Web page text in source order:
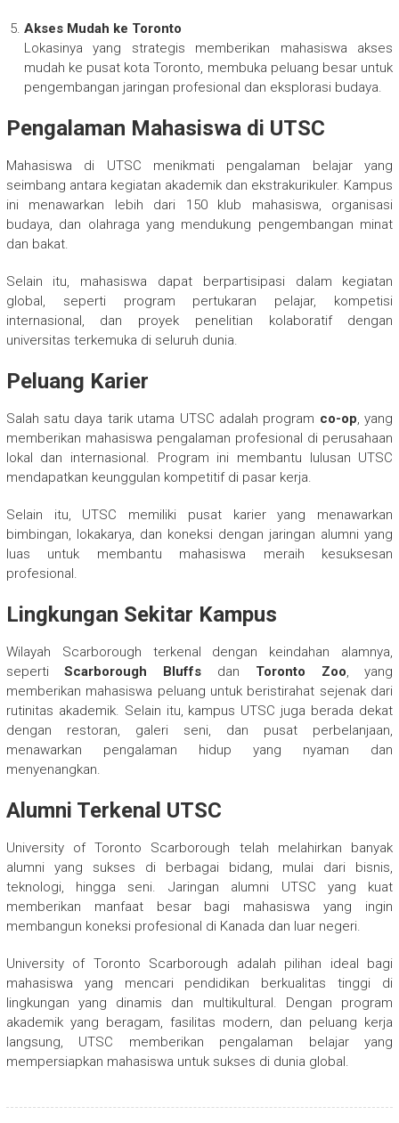
Akses Mudah ke Toronto
Lokasinya yang strategis memberikan mahasiswa akses
mudah ke pusat kota Toronto, membuka peluang besar untuk
pengembangan jaringan profesional dan eksplorasi budaya.
Pengalaman Mahasiswa di UTSC
Mahasiswa di UTSC menikmati pengalaman belajar yang
seimbang antara kegiatan akademik dan ekstrakurikuler. Kampus
ini menawarkan lebih dari 150 klub mahasiswa, organisasi
budaya, dan olahraga yang mendukung pengembangan minat
dan bakat.
Selain itu, mahasiswa dapat berpartisipasi dalam kegiatan
global, seperti program pertukaran pelajar, kompetisi
internasional, dan proyek penelitian kolaboratif dengan
universitas terkemuka di seluruh dunia.
Peluang Karier
Salah satu daya tarik utama UTSC adalah program co-op, yang
memberikan mahasiswa pengalaman profesional di perusahaan
lokal dan internasional. Program ini membantu lulusan UTSC
mendapatkan keunggulan kompetitif di pasar kerja.
Selain itu, UTSC memiliki pusat karier yang menawarkan
bimbingan, lokakarya, dan koneksi dengan jaringan alumni yang
luas untuk membantu mahasiswa meraih kesuksesan
profesional.
Lingkungan Sekitar Kampus
Wilayah Scarborough terkenal dengan keindahan alamnya,
sepertiScarborough Bluffs dan Toronto Zoo, yang
memberikan mahasiswa peluang untuk beristirahat sejenak dari
rutinitas akademik. Selain itu, kampus UTSC juga berada dekat
dengan restoran, galeri seni, dan pusat perbelanjaan,
menawarkan pengalaman hidup yang nyaman dan
menyenangkan.
Alumni Terkenal UTSC
University of Toronto Scarborough telah melahirkan banyak
alumni yang sukses di berbagai bidang, mulai dari bisnis,
teknologi, hingga seni. Jaringan alumni UTSC yang kuat
memberikan manfaat besar bagi mahasiswa yang ingin
membangun koneksi profesional di Kanada dan luar negeri.
University of Toronto Scarborough adalah pilihan ideal bagi
mahasiswa yang mencari pendidikan berkualitas tinggi di
lingkungan yang dinamis dan multikultural. Dengan program
akademik yang beragam, fasilitas modern, dan peluang kerja
langsung, UTSC memberikan pengalaman belajar yang
mempersiapkan mahasiswa untuk sukses di dunia global.